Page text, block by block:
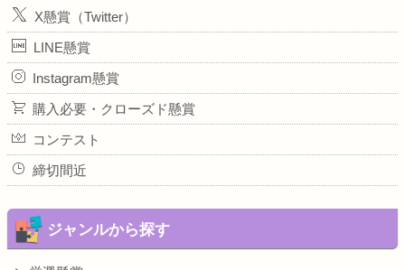
X懸賞（Twitter）
LINE懸賞
Instagram懸賞
購入必要・クローズド懸賞
コンテスト
締切間近
ジャンルから探す